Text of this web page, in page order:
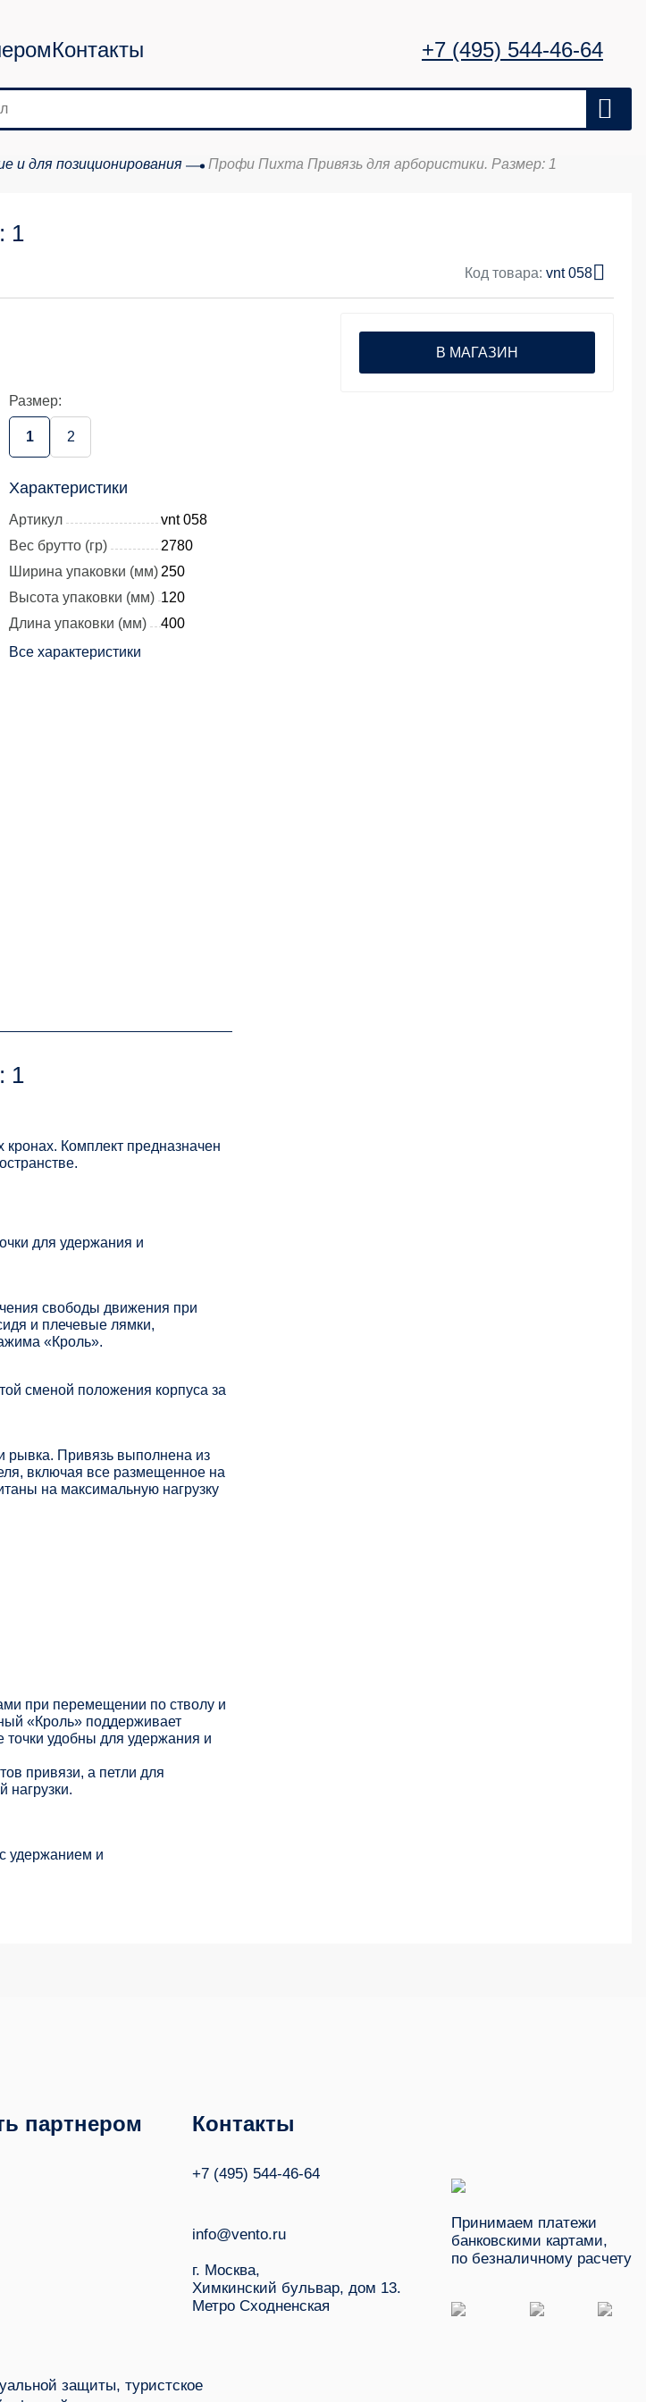
Контакты +7 (495) 544-46-64
и для позиционирования Профи Пихта Привязь для арбористики. Размер: 1
1
Код товара: vnt 058
Размер:
1 2
Характеристики
Артикул
vnt 058
Вес брутто (гр)
2780
Ширина упаковки (мм) 250
Высота упаковки (мм) 120
Длина упаковки (мм)
400
Все характеристики
В МАГАЗИН
1
кронах. Комплект предназначен
для удержания и
свободы движения при
и плечевые лямки,
«Кроль».
сменой положения корпуса за
рывка. Привязь выполнена из
включая все размещенное на
на максимальную нагрузку
при перемещении по стволу и
«Кроль» поддерживает
удобны для удержания и
привязи, а петли для
нагрузки.
удержанием и
партнером Контакты
+7 (495) 544-46-64
info@vento.ru
г. Москва,
Химкинский бульвар, дом 13.
Метро Сходненская
Принимаем платежи
банковскими картами,
по безналичному расчету
защиты, туристское